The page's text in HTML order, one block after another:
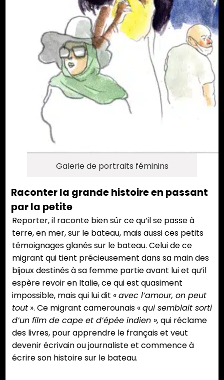
Galerie de portraits féminins
Raconter la grande histoire en passant
par la petite
Reporter, il raconte bien sûr ce qu’il se passe à
terre, en mer, sur le bateau, mais aussi ces petits
témoignages glanés sur le bateau. Celui de ce
migrant qui tient précieusement dans sa main des
bijoux destinés à sa femme partie avant lui et qu’il
espère revoir en Italie, ce qui est quasiment
impossible, mais qui lui dit «avec l’amour, on peut
tout ». Ce migrant camerounais «qui semblait sorti
d’un film de cape et d’épée indien », qui réclame
des livres, pour apprendre le français et veut
devenir écrivain ou journaliste et commence à
écrire son histoire sur le bateau.